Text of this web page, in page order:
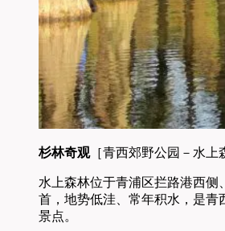
杉林奇观［青西郊野公园－水上
水上森林位于青浦区拦路港西侧
首，地势低洼、常年积水，是青
景点。